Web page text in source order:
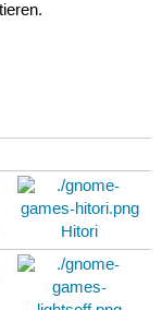
Hitori